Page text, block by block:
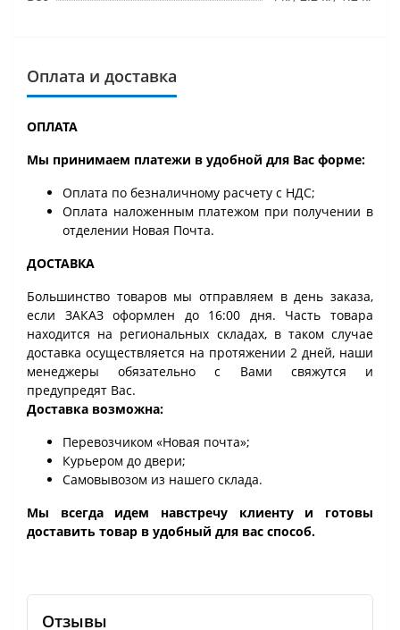
Оплата и доставка
ОПЛАТА
Мы принимаем платежи в удобной для Вас форме:
Оплата по безналичному расчету с НДС;
Оплата наложенным платежом при получении в
отделении Новая Почта.
ДОСТАВКА
Большинство товаров мы отправляем в день заказа,
если ЗАКАЗ оформлен до 16:00 дня. Часть товара
находится на региональных складах, в таком случае
доставка осуществляется на протяжении 2 дней, наши
менеджеры обязательно с Вами свяжутся и
предупредят Вас.
Доставка возможна:
Перевозчиком «Новая почта»;
Курьером до двери;
Самовывозом из нашего склада.
Мы всегда идем навстречу клиенту и готовы
доставить товар в удобный для вас способ.
Отзывы